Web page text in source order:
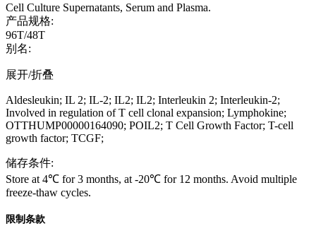
Cell Culture Supernatants, Serum and Plasma.
产品规格:
96T/48T
别名:
展开/折叠
Aldesleukin; IL 2; IL-2; IL2; IL2; Interleukin 2; Interleukin-2;
Involved in regulation of T cell clonal expansion; Lymphokine;
OTTHUMP00000164090; POIL2; T Cell Growth Factor; T-cell
growth factor; TCGF;
储存条件:
Store at 4℃ for 3 months, at -20℃ for 12 months. Avoid multiple
freeze-thaw cycles.
限制条款